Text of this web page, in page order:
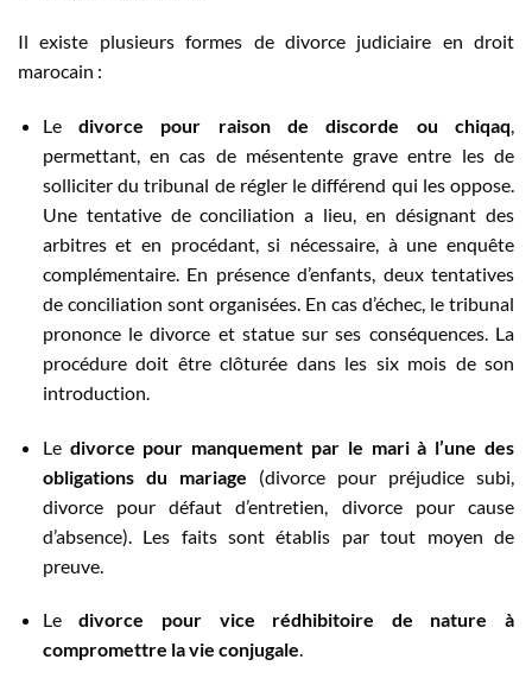
Il existe plusieurs formes de divorce judiciaire en droit
marocain :
Ledivorce pour raison de discorde ou chiqaq,
permettant, en cas de mésentente grave entre les de
solliciter du tribunal de régler le différend qui les oppose.
Une tentative de conciliation a lieu, en désignant des
arbitres et en procédant, si nécessaire, à une enquête
complémentaire. En présence d’enfants, deux tentatives
de conciliation sont organisées. En cas d’échec, le tribunal
prononce le divorce et statue sur ses conséquences. La
procédure doit être clôturée dans les six mois de son
introduction.
Le divorce pour manquement par le mari à l’une des
obligations du mariage (divorce pour préjudice subi,
divorce pour défaut d’entretien, divorce pour cause
d’absence). Les faits sont établis par tout moyen de
preuve.
Ledivorce pour vice rédhibitoire de nature à
compromettre la vie conjugale.